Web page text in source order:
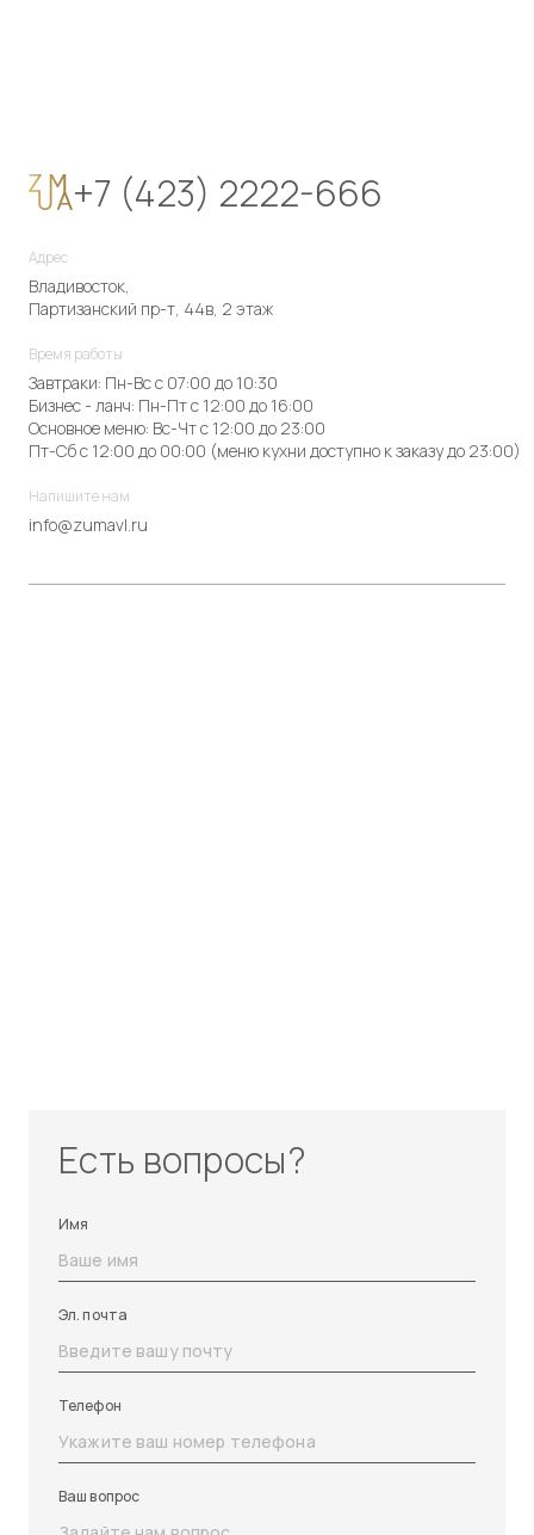
+7 (423) 2222-666
Адрес
Владивосток,
Партизанский пр-т, 44в, 2 этаж
Время работы
Завтраки: Пн-Вс с 07:00 до 10:30
Бизнес - ланч: Пн-Пт с 12:00 до 16:00
Основное меню: Вс-Чт с 12:00 до 23:00
Пт-Сб с 12:00 до 00:00 (меню кухни доступно к заказу до 23:00)
Напишите нам
info@zumavl.ru
Есть вопросы?
Имя
Эл. почта
Телефон
Ваш вопрос